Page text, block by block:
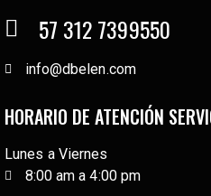
57 312 7399550
info@dbelen.com
HORARIO DE ATENCIÓN
Lunes a Viernes
8:00 am a 4:00 pm